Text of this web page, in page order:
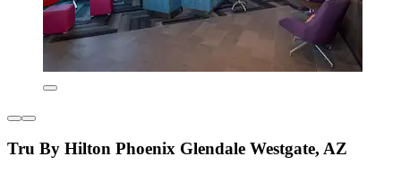
Tru By Hilton Phoenix Glendale Westgate, AZ